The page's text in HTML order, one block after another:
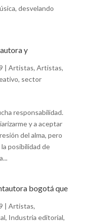
desvelando
y
| Artistas, Artistas,
, sector
responsabilidad.
y a aceptar
del alma, pero
posibilidad de
bogotá que
| Artistas,
, Industria editorial,